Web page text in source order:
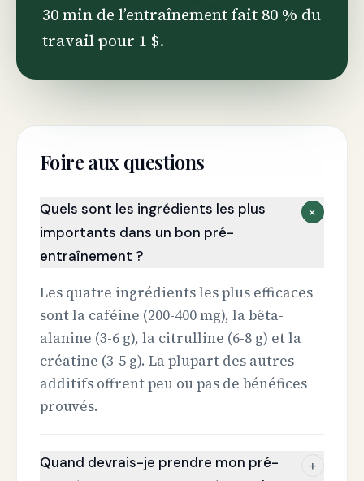
30 min de l’entraînement fait 80 % du
travail pour 1 $.
Foire aux questions
Quels sont les ingrédients les plus
importants dans un bon pré-
entraînement ?
+
Les quatre ingrédients les plus efficaces
sont la caféine (200-400 mg), la bêta-
alanine (3-6 g), la citrulline (6-8 g) et la
créatine (3-5 g). La plupart des autres
additifs offrent peu ou pas de bénéfices
prouvés.
Quand devrais-je prendre mon pré-
+